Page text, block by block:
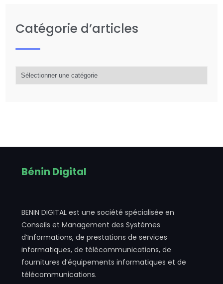
Catégorie d’articles
d’articles
Bénin Digital
BENIN DIGITAL est une société spécialisée en
Conseils et Management des Systèmes
d’Informations, de prestations de services
informatiques, de télécommunications, de
fournitures d’équipements informatiques et de
télécommunications.